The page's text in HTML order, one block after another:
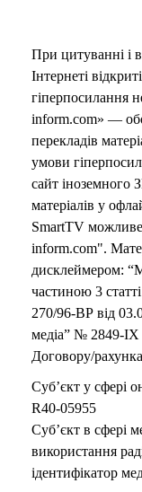
При цитуванні і
Інтернеті
гіперпосилання
inform.com» —
перекладів
умови
сайт іноземного
матеріалів у
SmartTV
inform.com".
дисклеймером:
частиною 3
270/96-ВР від
медіа” № 2849-IX
Договору/
Суб’єкт у сфері
R40-05955
Суб’єкт в сфері
використання
ідентифікатор